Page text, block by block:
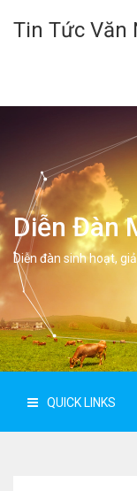
Tin Tức Văn
Diễn Đàn
Diễn đàn sinh hoạt,
QUICK LINKS